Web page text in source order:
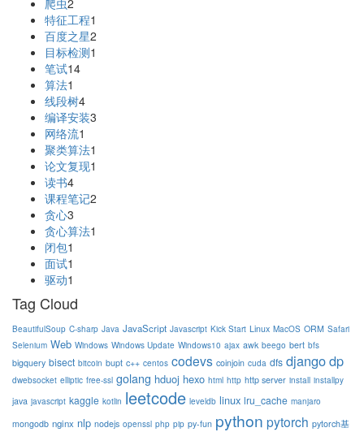
爬虫2
特征工程1
百度之星2
目标检测1
笔试14
算法1
线段树4
编译安装3
网络流1
聚类算法1
论文复现1
读书4
课程笔记2
贪心3
贪心算法1
闭包1
面试1
驱动1
Tag Cloud
BeautifulSoup C-sharp Java JavaScript Javascript Kick Start Linux MacOS ORM Safari
Selenium Web Windows Windows Update Windows10 ajax awk beego bert bfs
bigquery bisect bitcoin bupt c++ centos codevs coinjoin cuda dfs djangodp
dwebsocket elliptic free-ssl golang hduoj hexo html http http server install installpy
java javascript kaggle kotlin leetcode leveldb linux lru_cache manjaro
mongodb nginx nlp nodejs openssl php pip py-fun python pytorch pytorch基